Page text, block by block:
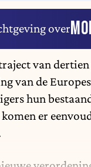
over
van
van de
hun
er